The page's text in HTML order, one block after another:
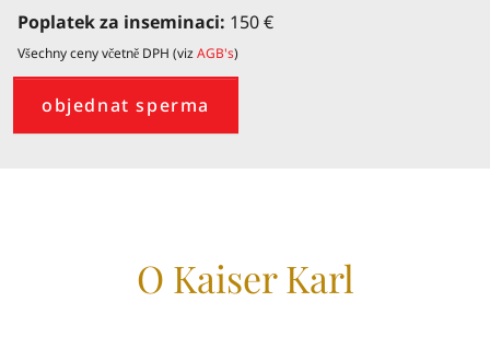
Poplatek za inseminaci: 150 €
Všechny ceny včetně DPH (vizAGB's)
objednat sperma
O Kaiser Karl